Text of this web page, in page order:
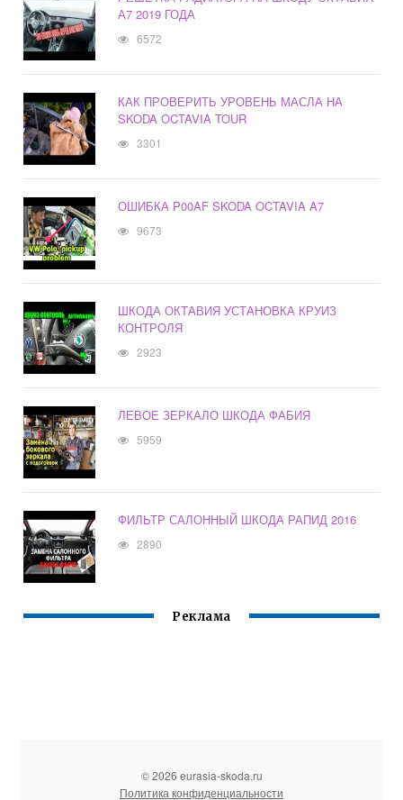
А7 2019 ГОДА
6572
КАК ПРОВЕРИТЬ УРОВЕНЬ МАСЛА НА
SKODA OCTAVIA TOUR
3301
ОШИБКА P00AF SKODA OCTAVIA A7
9673
ШКОДА ОКТАВИЯ УСТАНОВКА КРУИЗ
КОНТРОЛЯ
2923
ЛЕВОЕ ЗЕРКАЛО ШКОДА ФАБИЯ
5959
ФИЛЬТР САЛОННЫЙ ШКОДА РАПИД 2016
2890
Реклама
© 2026 eurasia-skoda.ru
Политика конфиденциальности